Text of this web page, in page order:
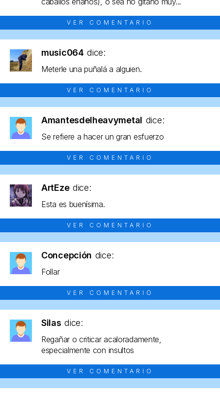
VER COMENTARIO
music064 dice:
Meterle una puñalá a alguien.
VER COMENTARIO
Amantesdelheavymetal dice:
Se refiere a hacer un gran esfuerzo
VER COMENTARIO
ArtEze dice:
Esta es buenísima.
VER COMENTARIO
Concepción dice:
Follar
VER COMENTARIO
Silas dice:
Regañar o criticar acaloradamente,
especialmente con insultos
VER COMENTARIO